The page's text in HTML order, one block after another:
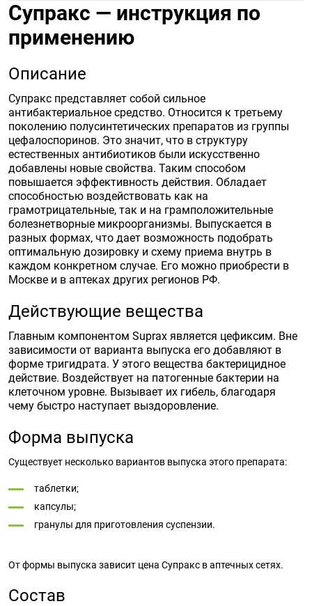
Супракс — инструкция по
применению
Описание
Супракс представляет собой сильное
антибактериальное средство. Относится к третьему
поколению полусинтетических препаратов из группы
цефалоспоринов. Это значит, что в структуру
естественных антибиотиков были искусственно
добавлены новые свойства. Таким способом
повышается эффективность действия. Обладает
способностью воздействовать как на
грамотрицательные, так и на грамположительные
болезнетворные микроорганизмы. Выпускается в
разных формах, что дает возможность подобрать
оптимальную дозировку и схему приема внутрь в
каждом конкретном случае. Его можно приобрести в
Москве и в аптеках других регионов РФ.
Действующие вещества
Главным компонентом Suprax является цефиксим. Вне
зависимости от варианта выпуска его добавляют в
форме тригидрата. У этого вещества бактерицидное
действие. Воздействует на патогенные бактерии на
клеточном уровне. Вызывает их гибель, благодаря
чему быстро наступает выздоровление.
Форма выпуска
Существует несколько вариантов выпуска этого препарата:
таблетки;
капсулы;
гранулы для приготовления суспензии.
От формы выпуска зависит цена Супракс в аптечных сетях.
Состав